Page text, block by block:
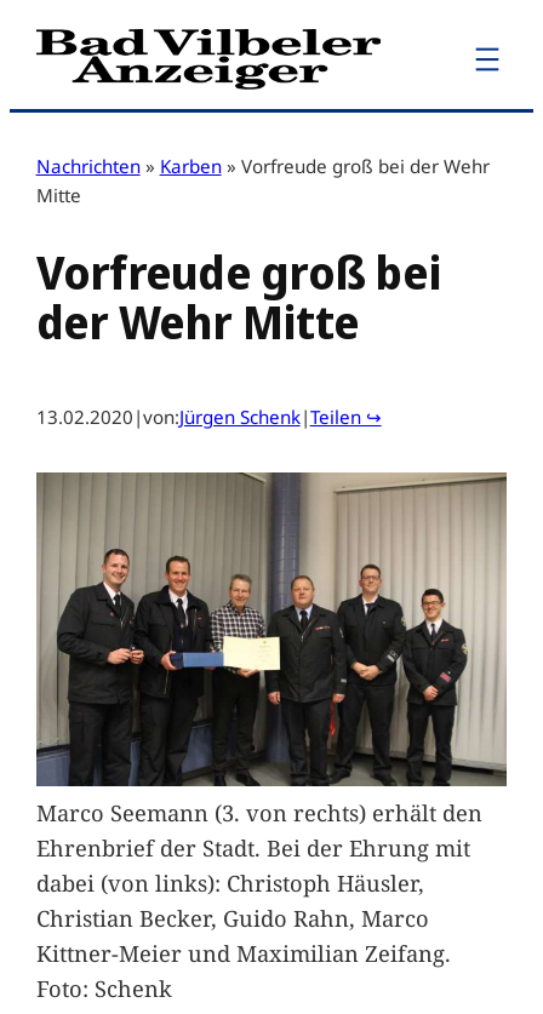
Zum
Inhalt
Nachrichten » Karben » Vorfreude groß bei der Wehr
Mitte
Vorfreude groß bei
der Wehr Mitte
13.02.2020 |von:Jürgen Schenk|Teilen ↪
Marco Seemann (3. von rechts) erhält den
Ehrenbrief der Stadt. Bei der Ehrung mit
dabei (von links): Christoph Häusler,
Christian Becker, Guido Rahn, Marco
Kittner-Meier und Maximilian Zeifang.
Foto: Schenk